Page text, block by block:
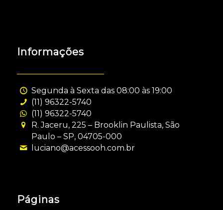
Informações
Segunda à Sexta das 08:00 às 19:00
(11) 96322-5740
(11) 96322-5740
R. Jaceru, 225 – Brooklin Paulista, São
Paulo – SP, 04705-000
luciano@acessooh.com.br
Páginas